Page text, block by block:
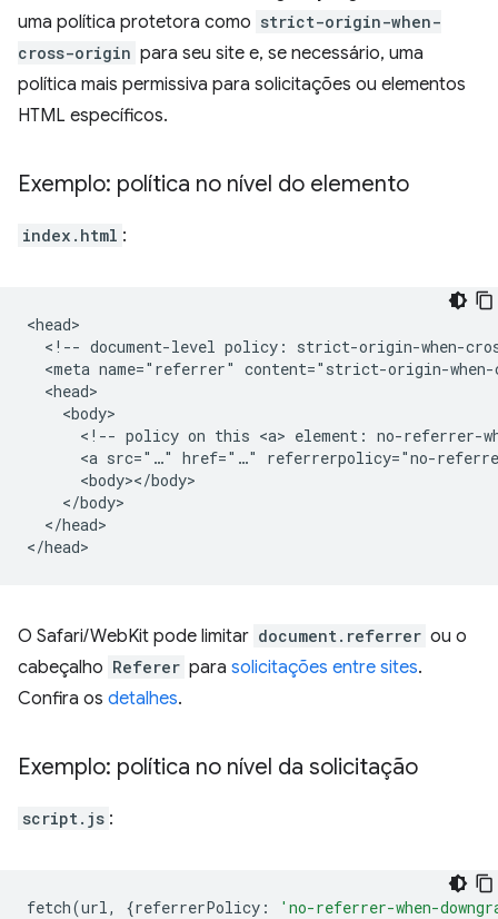
uma política protetora como strict-origin-when-
cross-origin para seu site e, se necessário, uma
política mais permissiva para solicitações ou elementos
HTML específicos.
Exemplo: política no nível do elemento
index.html :
<head>
<!-- document-level policy: strict-origin-when-
<meta name="referrer" content="strict-origin-
  <head>
    <body>
<!-- policy on this <a> element: no-referrer-
<a src="…" href="…" referrerpolicy="no-
      <body></body>
    </body>
  </head>
O Safari/WebKit pode limitar document.referrer ou o
cabeçalho Referer para solicitações entre sites.
Confira os detalhes.
Exemplo: política no nível da solicitação
script.js :
fetch(url , {referrerPolicy : 'no-referrer-when-